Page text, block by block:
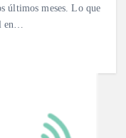
últimos meses. Lo que
en…